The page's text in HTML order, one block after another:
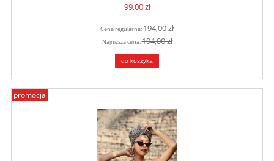
99,00 zł
Cena regularna:194,00 zł
Najniższa cena:194,00 zł
do koszyka
promocja